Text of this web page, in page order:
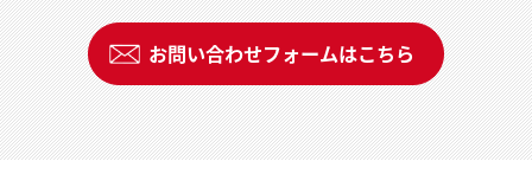
お問い合わせフォームはこちら